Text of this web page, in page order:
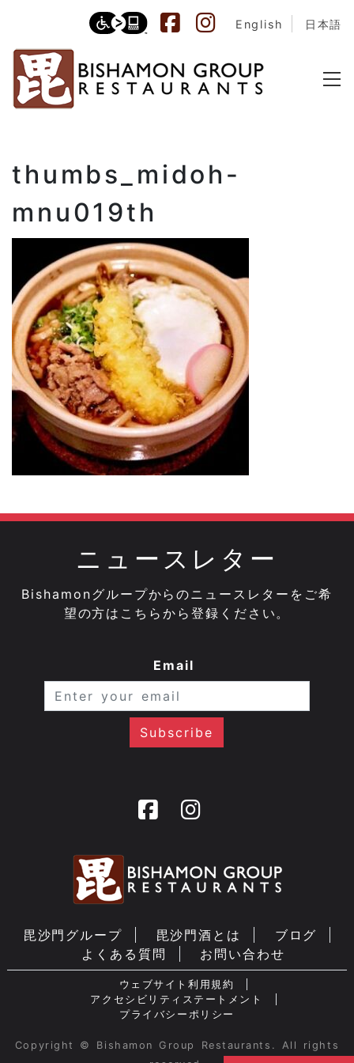
English 日本語
thumbs_midoh-
mnu019th
ニュースレター
Bishamonグループからのニュースレターをご希
望の方はこちらから登録ください。
Email
毘沙門グループ 毘沙門酒とは
ブログ
よくある質問
お問い合わせ
ウェブサイト利用規約
アクセシビリティステートメント
プライバシーポリシー
Copyright © Bishamon Group Restaurants. All rights